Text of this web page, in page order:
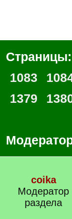
Страницы:
1083
1379
coika
Модератор
раздела